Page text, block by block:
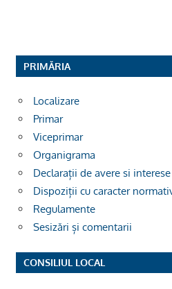
PRIMĂRIA
Localizare
Primar
Viceprimar
Organigrama
Declarații de avere si interese
Dispoziții cu caracter
Regulamente
Sesizări și comentarii
CONSILIUL LOCAL